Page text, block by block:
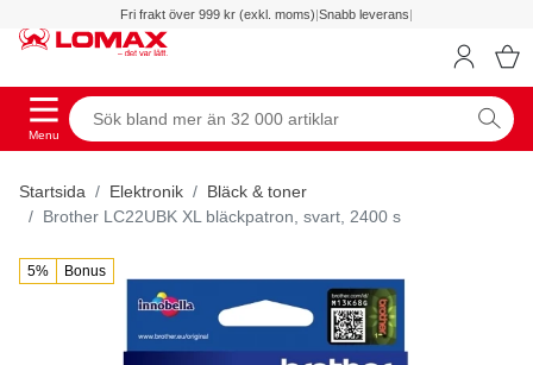
Fri frakt över 999 kr (exkl. moms)|Snabb leverans|
Menu
Startsida Elektronik
Bläck & toner
Brother LC22UBK XL bläckpatron, svart, 2400 s
5% Bonus